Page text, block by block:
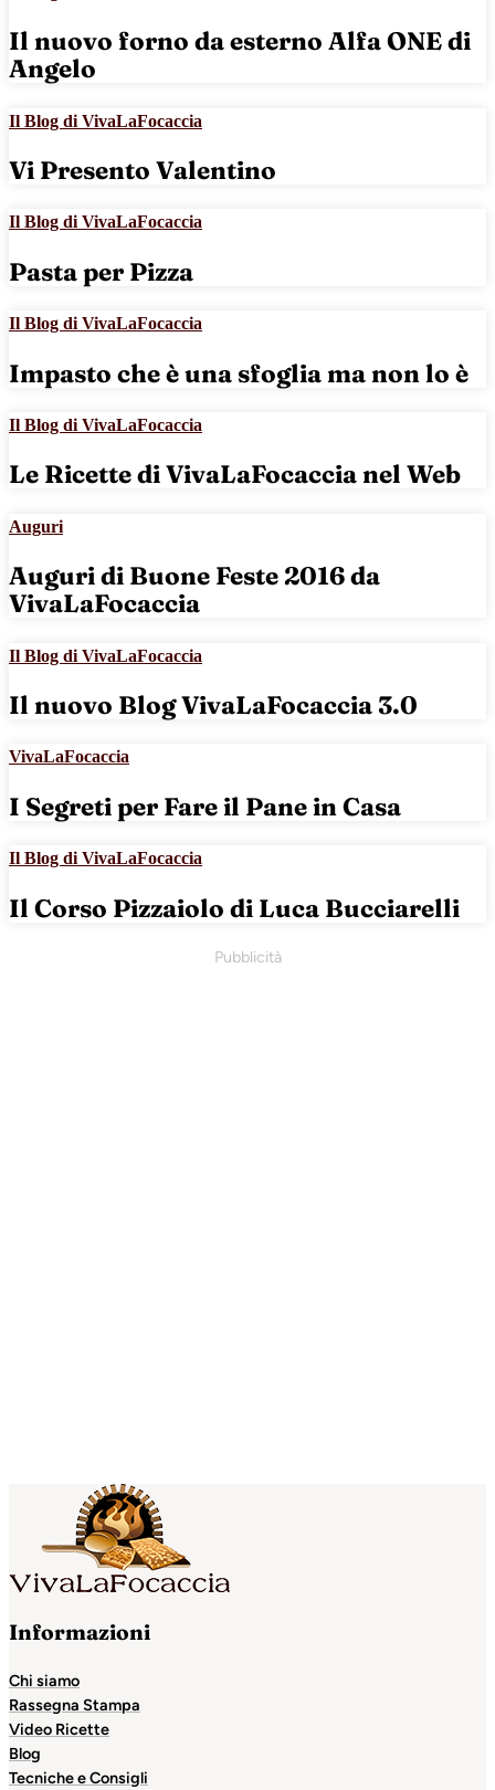
Il nuovo forno da esterno Alfa ONE di
Angelo
Il Blog di VivaLaFocaccia
Vi Presento Valentino
Il Blog di VivaLaFocaccia
Pasta per Pizza
Il Blog di VivaLaFocaccia
Impasto che è una sfoglia ma non lo è
Il Blog di VivaLaFocaccia
Le Ricette di VivaLaFocaccia nel Web
Auguri
Auguri di Buone Feste 2016 da
VivaLaFocaccia
Il Blog di VivaLaFocaccia
Il nuovo Blog VivaLaFocaccia 3.0
VivaLaFocaccia
I Segreti per Fare il Pane in Casa
Il Blog di VivaLaFocaccia
Il Corso Pizzaiolo di Luca Bucciarelli
Pubblicità
Informazioni
Chi siamo
Rassegna Stampa
Video Ricette
Blog
Tecniche e Consigli